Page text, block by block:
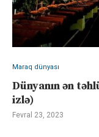
Maraq dünyası
Dünyanın ən
izlə)
Fevral 23, 2023